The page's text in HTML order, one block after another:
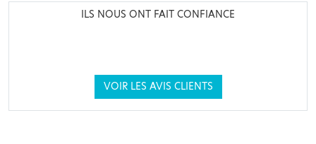
ILS NOUS ONT FAIT CONFIANCE
VOIR LES AVIS CLIENTS